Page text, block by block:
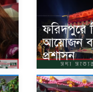
ফরিদপুরে
আয়োজন
প্রশাসন